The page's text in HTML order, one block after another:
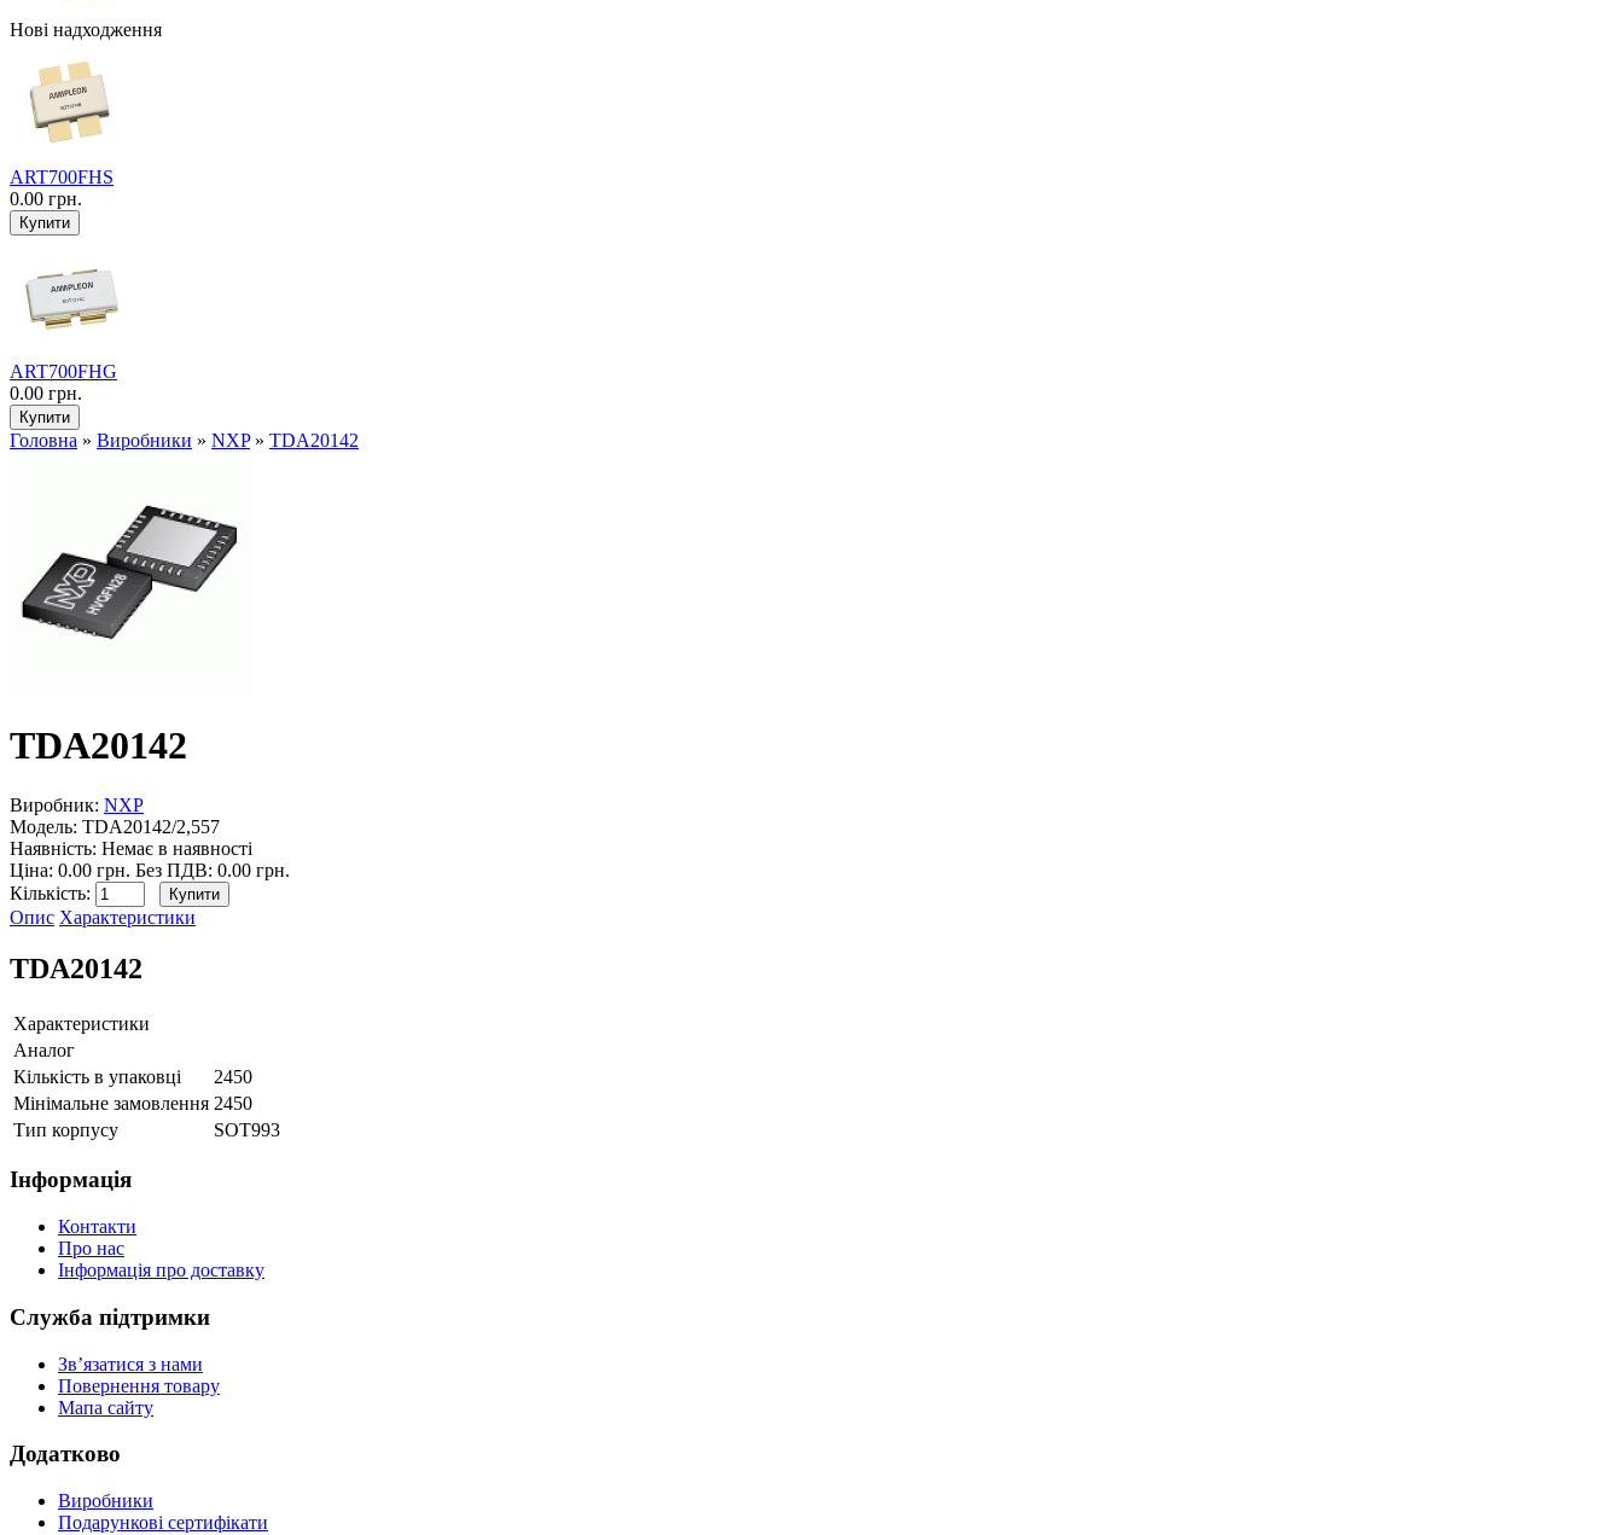
Нові надходження
ART700FHS
0.00 грн.
ART700FHG
0.00 грн.
Головна » Виробники » NXP» TDA20142
TDA20142
Виробник: NXP
Модель: TDA20142/2,557
Наявність: Немає в наявності
Ціна: 0.00 грн. Без ПДВ: 0.00 грн.
Кількість:
Опис Характеристики
TDA20142
Характеристики
Аналог
Кількість в упаковці
2450
Мінімальне замовлення 2450
Тип корпусу
SOT993
Інформація
Контакти
Про нас
Інформація про доставку
Служба підтримки
Зв’язатися з нами
Повернення товару
Мапа сайту
Додатково
Виробники
Подарункові сертифікати